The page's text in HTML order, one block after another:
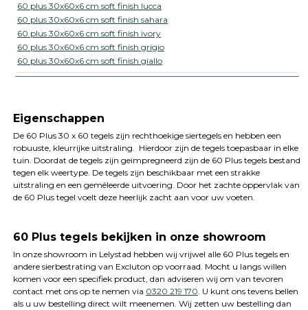
60 plus 30x60x6 cm soft finish lucca
60 plus 30x60x6 cm soft finish sahara
60 plus 30x60x6 cm soft finish ivory
60 plus 30x60x6 cm soft finish grigio
60 plus 30x60x6 cm soft finish giallo
Eigenschappen
De 60 Plus 30 x 60 tegels zijn rechthoekige siertegels en hebben een
robuuste, kleurrijke uitstraling. Hierdoor zijn de tegels toepasbaar in elke
tuin. Doordat de tegels zijn geïmpregneerd zijn de 60 Plus tegels bestand
tegen elk weertype. De tegels zijn beschikbaar met een strakke
uitstraling en een gemêleerde uitvoering. Door het zachte oppervlak van
de 60 Plus tegel voelt deze heerlijk zacht aan voor uw voeten.
60 Plus tegels bekijken in onze showroom
In onze showroom in Lelystad hebben wij vrijwel alle 60 Plus tegels en
andere sierbestrating van Excluton op voorraad. Mocht u langs willen
komen voor een specifiek product, dan adviseren wij om van tevoren
contact met ons op te nemen via 0320 219 170. U kunt ons tevens bellen
als u uw bestelling direct wilt meenemen. Wij zetten uw bestelling dan